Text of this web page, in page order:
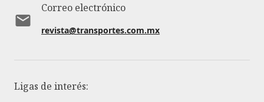
Correo electrónico
revista@transportes.com.mx
Ligas de interés: